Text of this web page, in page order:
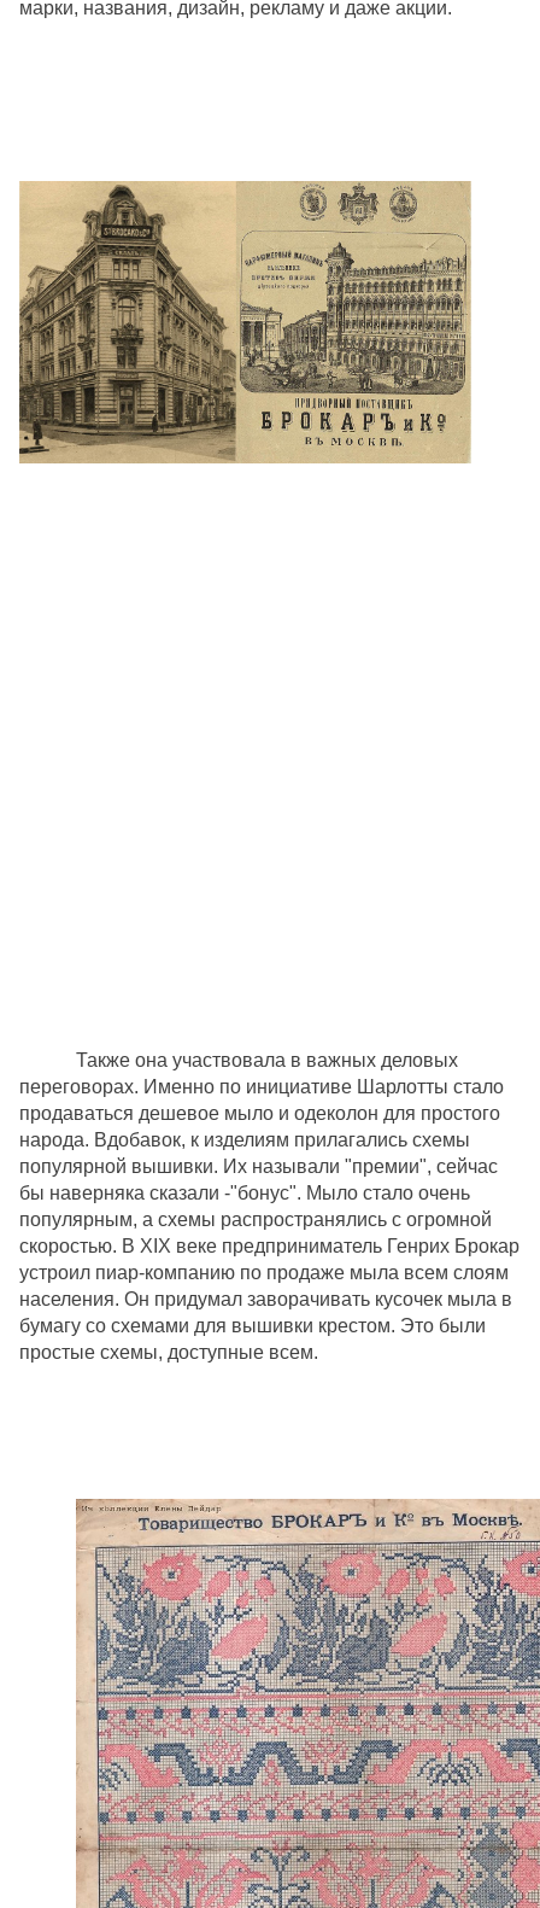
марки, названия, дизайн, рекламу и даже акции.
Также она участвовала в важных деловых
переговорах. Именно по инициативе Шарлотты стало
продаваться дешевое мыло и одеколон для простого
народа. Вдобавок, к изделиям прилагались схемы
популярной вышивки. Их называли "премии", сейчас
бы наверняка сказали -"бонус". Мыло стало очень
популярным, а схемы распространялись с огромной
скоростью. В XIX веке предприниматель Генрих Брокар
устроил пиар-компанию по продаже мыла всем слоям
населения. Он придумал заворачивать кусочек мыла в
бумагу со схемами для вышивки крестом. Это были
простые схемы, доступные всем.